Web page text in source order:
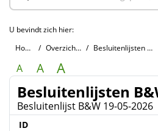
U bevindt zich hier:
Home
Overzichten Besluitenlijsten B&W
A A A
Besluitenlijsten
Besluitenlijst B&W 19-05-2026
ID